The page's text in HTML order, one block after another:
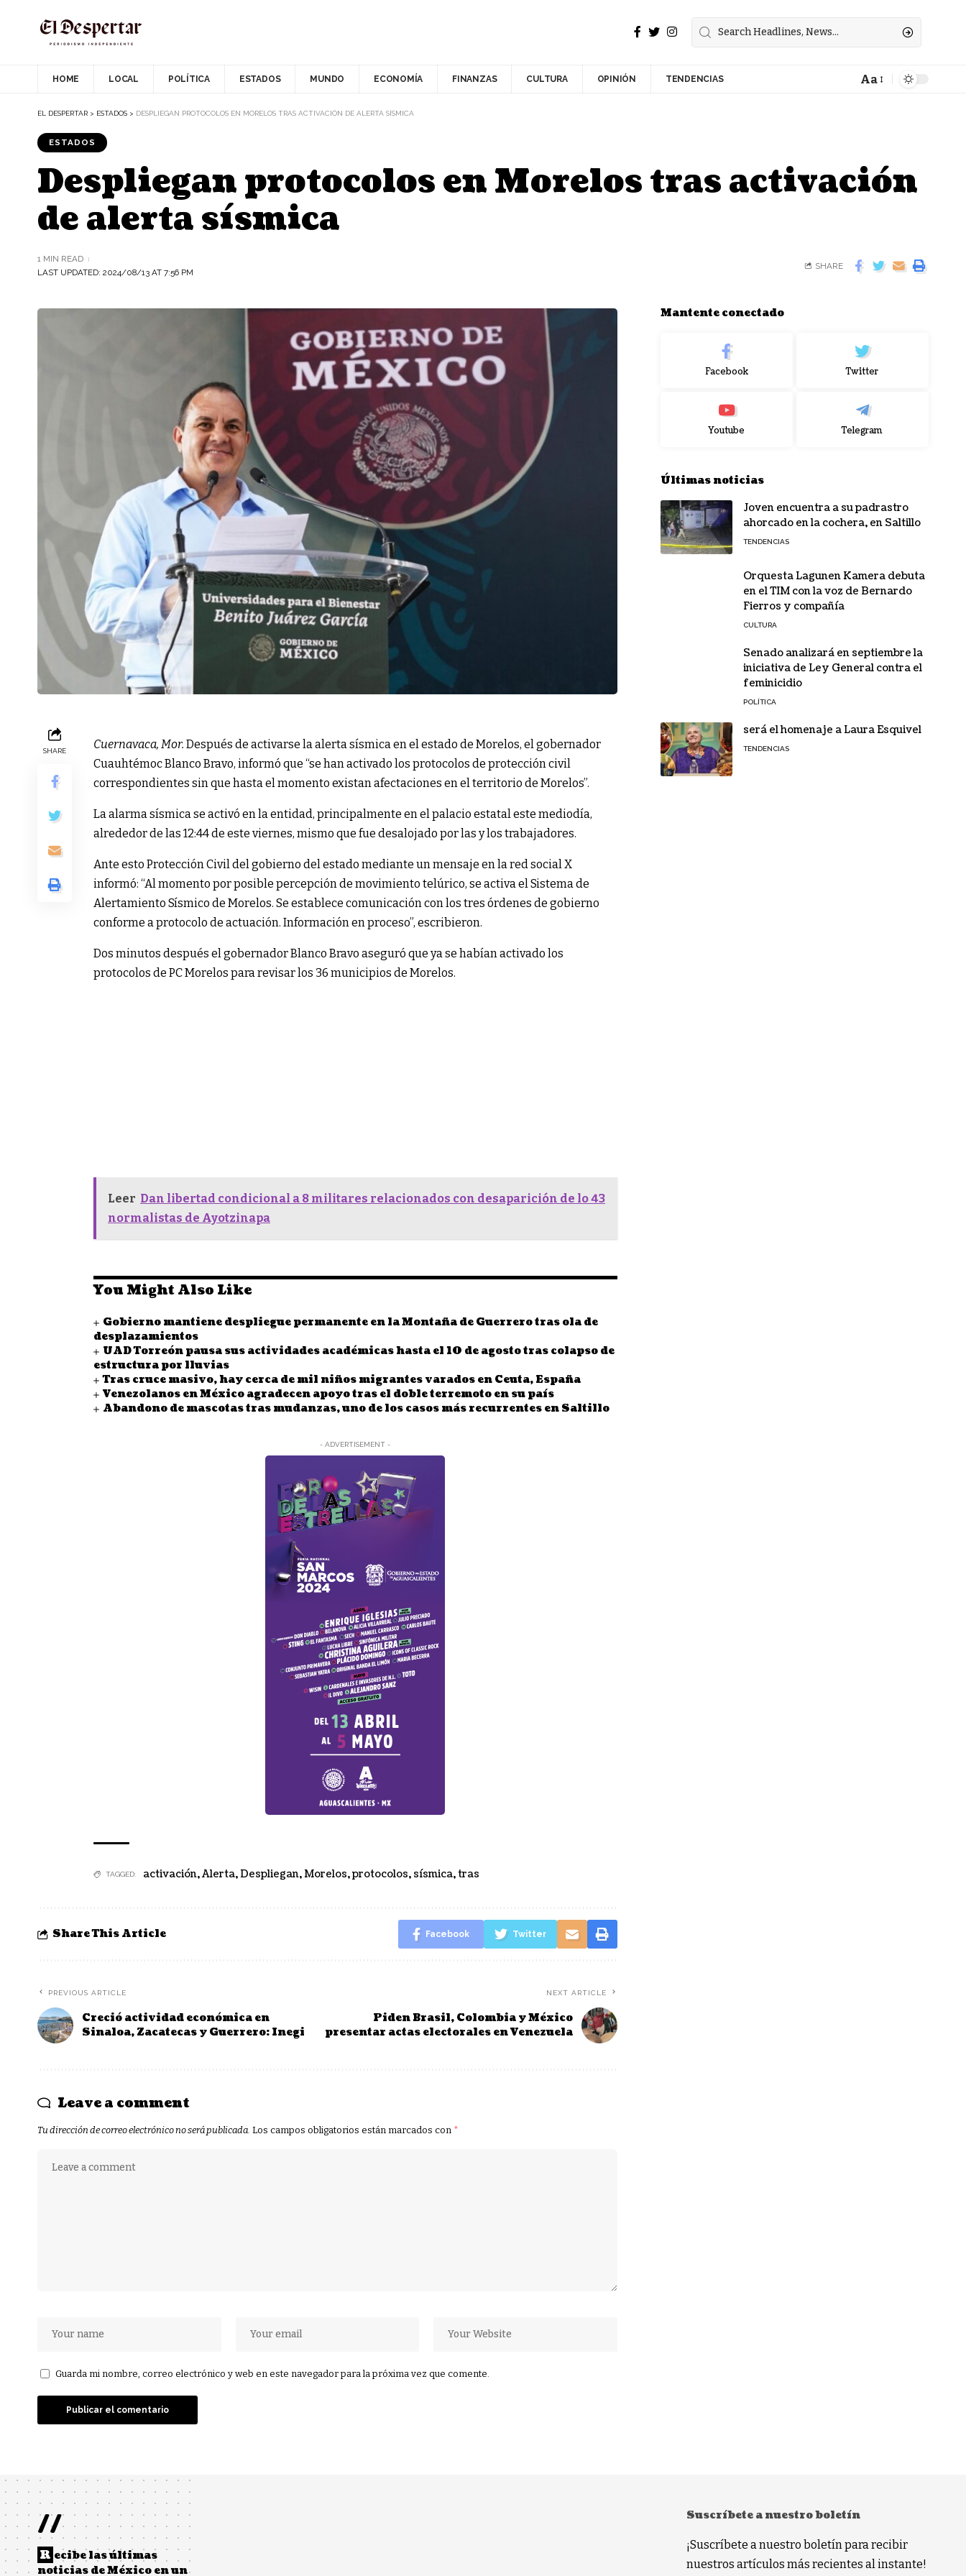
HOME LOCAL POLÍTICA ESTADOS MUNDO ECONOMÍA FINANZAS CULTURA OPINIÓN TENDENCIAS Aa
EL DESPERTAR > ESTADOS > DESPLIEGAN PROTOCOLOS EN MORELOS TRAS ACTIVACIÓN DE ALERTA SÍSMICA
ESTADOS
Despliegan protocolos en Morelos tras activación
de alerta sísmica
LAST UPDATED: 2024/08/13 AT 7:56 PM
1 MIN READ
SHARE
SHARE Cuernavaca, Mor. Después de activarse la alerta sísmica en el estado de Morelos, el gobernador
Cuauhtémoc Blanco Bravo, informó que “se han activado los protocolos de protección civil
correspondientes sin que hasta el momento existan afectaciones en el territorio de Morelos”.
La alarma sísmica se activó en la entidad, principalmente en el palacio estatal este mediodía,
alrededor de las 12:44 de este viernes, mismo que fue desalojado por las y los trabajadores.
Ante esto Protección Civil del gobierno del estado mediante un mensaje en la red social X
informó: “Al momento por posible percepción de movimiento telúrico, se activa el Sistema de
Alertamiento Sísmico de Morelos. Se establece comunicación con los tres órdenes de gobierno
conforme a protocolo de actuación. Información en proceso”, escribieron.
Dos minutos después el gobernador Blanco Bravo aseguró que ya se habían activado los
protocolos de PC Morelos para revisar los 36 municipios de Morelos.
Leer Dan libertad condicional a 8 militares relacionados con desaparición de lo 43
normalistas de Ayotzinapa
You Might Also Like
Gobierno mantiene despliegue permanente en la Montaña de Guerrero tras ola de
desplazamientos
UAD Torreón pausa sus actividades académicas hasta el 10 de agosto tras colapso de
estructura por lluvias
Tras cruce masivo, hay cerca de mil niños migrantes varados en Ceuta, España
Venezolanos en México agradecen apoyo tras el doble terremoto en su país
Abandono de mascotas tras mudanzas, uno de los casos más recurrentes en Saltillo
- ADVERTISEMENT -
TAGGED: activación,Alerta,Despliegan,Morelos,protocolos, sísmica,tras
Share This Article Facebook Twitter
PREVIOUS ARTICLE
Creció actividad económica en
Sinaloa, Zacatecas y Guerrero: Inegi
NEXT ARTICLE
Piden Brasil, Colombia y México
presentar actas electorales en Venezuela
Leave a comment
Tu dirección de correo electrónico no será publicada. Los campos obligatorios están marcados con *
Guarda mi nombre, correo electrónico y web en este navegador para la próxima vez que comente.
Mantente conectado
Facebook Twitter
Youtube Telegram
Últimas noticias
Joven encuentra a su padrastro
ahorcado en la cochera, en Saltillo
TENDENCIAS
Orquesta Lagunen Kamera debuta
en el TIM con la voz de Bernardo
Fierros y compañía
CULTURA
Senado analizará en septiembre la
iniciativa de Ley General contra el
feminicidio
POLÍTICA
será el homenaje a Laura Esquivel
TENDENCIAS
//
R ecibe las últimas
noticias de México en un
Suscríbete a nuestro boletín
¡Suscríbete a nuestro boletín para recibir
nuestros artículos más recientes al instante!